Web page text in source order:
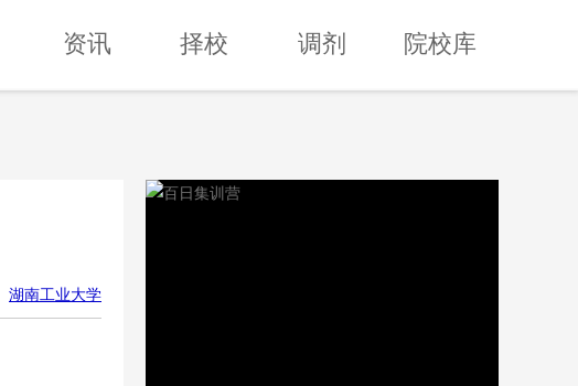
资讯 择校 调剂 院校库
湖南工业大学